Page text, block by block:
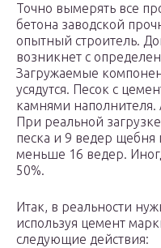
Точно вымерять все
бетона заводской
опытный строитель.
возникнет с
Загружаемые
усядутся. Песок с
камнями наполнителя.
При реальной
песка и 9 ведер щебня
меньше 16 ведер.
50%.
Итак, в реальности
используя цемент
следующие действия: